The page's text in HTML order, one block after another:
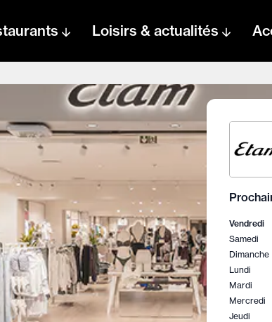
Loisirs & actualités
Vendredi
Samedi
Dimanche
Lundi
Mardi
Mercredi
Jeudi